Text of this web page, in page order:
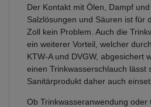
Der Kontakt mit Ölen, Dampf
Salzlösungen und Säuren ist für
Zoll kein Problem. Auch die
ein weiterer Vorteil, welcher
KTW-A und DVGW, abgesichert
einen Trinkwasserschlauch lässt
Sanitärprodukt daher auch
Ob Trinkwasseranwendung oder